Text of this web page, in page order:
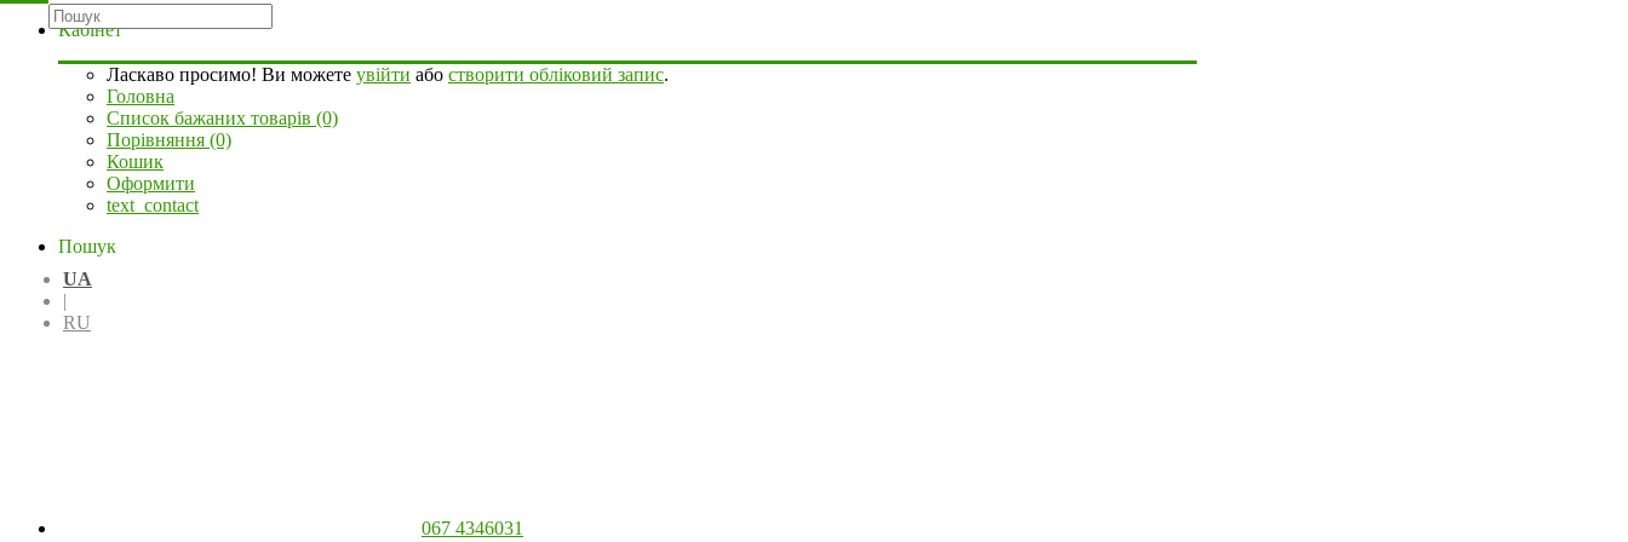
Кабінет
Ласкаво просимо! Ви можете увійти або створити обліковий запис.
Головна
Список бажаних товарів (0)
Порівняння (0)
Кошик
Оформити
text_contact
Пошук
UA
|
RU
067 4346031